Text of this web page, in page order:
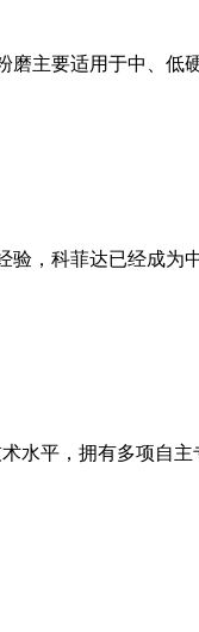
主要适用于中、
，科菲达已经成
水平，拥有多项自